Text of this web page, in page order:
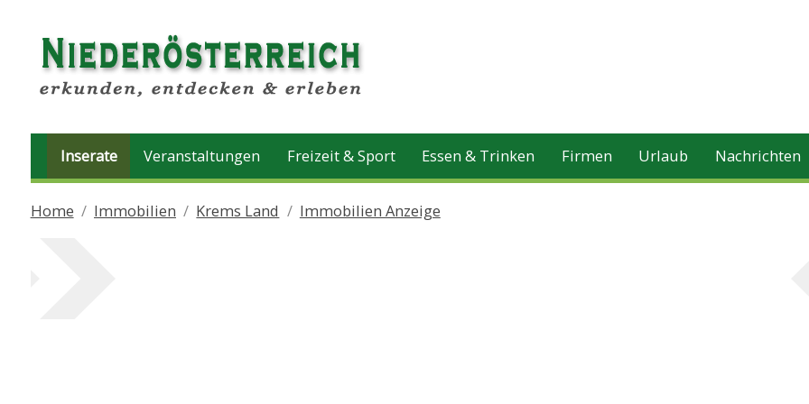
Inserate Veranstaltungen Freizeit & Sport Essen & Trinken Firmen Urlaub Nachrichten
Home Immobilien Krems Land Immobilien Anzeige